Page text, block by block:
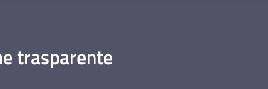
trasparente